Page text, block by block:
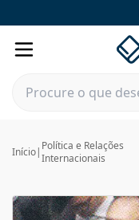
Início| Política e Relações
Internacionais